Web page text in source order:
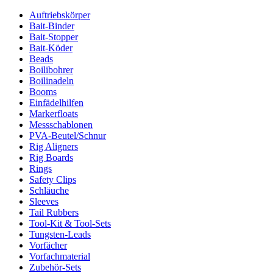
Auftriebskörper
Bait-Binder
Bait-Stopper
Bait-Köder
Beads
Boilibohrer
Boilinadeln
Booms
Einfädelhilfen
Markerfloats
Messschablonen
PVA-Beutel/Schnur
Rig Aligners
Rig Boards
Rings
Safety Clips
Schläuche
Sleeves
Tail Rubbers
Tool-Kit & Tool-Sets
Tungsten-Leads
Vorfächer
Vorfachmaterial
Zubehör-Sets